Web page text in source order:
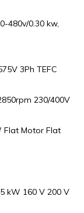
480v/0.30 kw,
3Ph TEFC
230/400V
Flat Motor Flat
kW 160 V 200 V